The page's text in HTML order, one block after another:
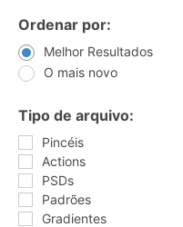
Ordenar por:
Melhor Resultados
O mais novo
Tipo de arquivo:
Pincéis
Actions
PSDs
Padrões
Gradientes